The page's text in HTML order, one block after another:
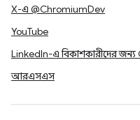
X-এ @ChromiumDev
YouTube
LinkedIn-এ বিকাশকারীদের
আরএসএস